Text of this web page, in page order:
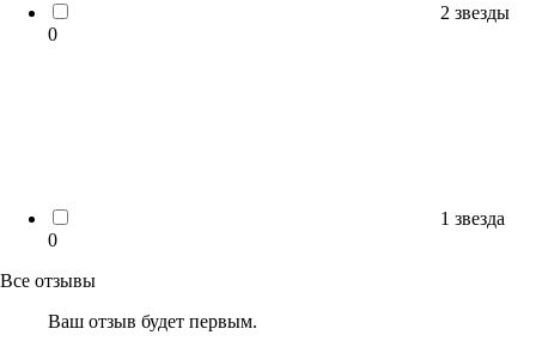
2 звезды
0
1 звезда
0
Все отзывы
Ваш отзыв будет первым.